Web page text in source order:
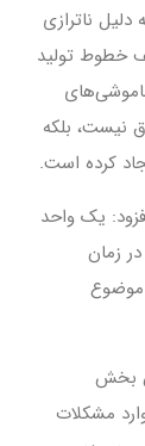
ناترازی
خطوط تولید
نیست، بلکه
کرده است.
یک واحد
زمان
موضوع
بخش
مشکلات